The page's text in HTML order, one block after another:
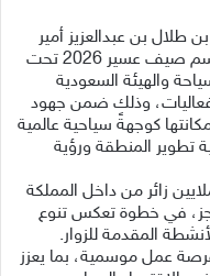
طلال بن عبدالعزيز أمير
منطقة عسير ورئيس هيئة تطويرها، موسم صيف عسير 2026 تحت
والهيئة السعودية
وذلك ضمن جهود
كوجهةً سياحية عالمية
تطوير المنطقة ورؤية
الموسم استقبال أكثر من 3 ملايين زائر من داخل المملكة
قابلة للحجز، في خطوة تعكس تنوع
المقدمة للزوار.
في توفير نحو 3 آلاف فرصة عمل موسمية، بما يعزز